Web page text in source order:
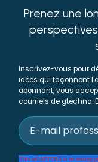
Prenez une
Inscrivez-vous pour
idées qui façonnent
abonnant, vous
courriels de gtechna.